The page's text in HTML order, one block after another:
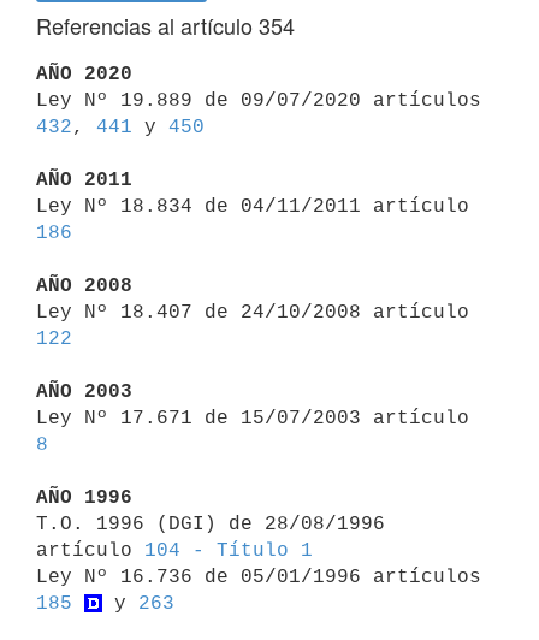
Referencias al artículo 354
AÑO 2020
432, 441 y 450
AÑO 2011
186
AÑO 2008
122
AÑO 2003
8
AÑO 1996
T.O. 1996 (DGI) de 28/08/1996
artículo 104 - Título 1
185
y 263